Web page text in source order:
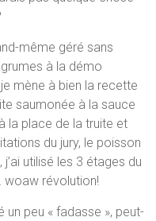
même géré sans
à la démo
mène à bien la recette
saumonée à la sauce
la place de la truite et
du jury, le poisson
utilisé les 3 étages du
woaw révolution!
peu « fadasse », peut-